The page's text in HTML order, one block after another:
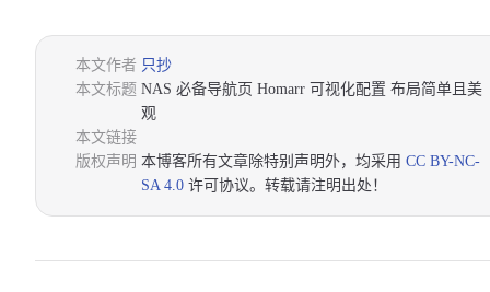
本文作者 只抄
本文标题 NAS 必备导航页 Homarr 可视化配置 布局简单且美
观
本文链接
版权声明 本博客所有文章除特别声明外，均采用 CC BY-NC-
SA 4.0 许可协议。转载请注明出处！